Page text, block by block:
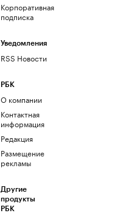
Корпоративная
подписка
Уведомления
RSS Новости
РБК
О компании
Контактная
информация
Редакция
Размещение
рекламы
Другие
продукты
РБК